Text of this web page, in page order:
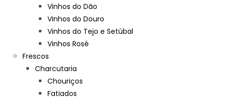
Vinhos do Dão
Vinhos do Douro
Vinhos do Tejo e Setúbal
Vinhos Rosé
Frescos
Charcutaria
Chouriços
Fatiados